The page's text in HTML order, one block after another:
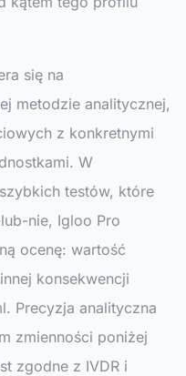
się na
metodzie analitycznej,
z konkretnymi
W
testów, które
nie, Igloo Pro
ocenę: wartość
konsekwencji
Precyzja analityczna
zmienności poniżej
zgodne z IVDR i